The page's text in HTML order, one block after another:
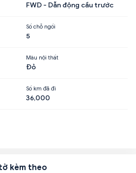
FWD - Dẫn động cầu trước
Số chỗ ngồi
5
Màu nội thất
Đỏ
Số km đã đi
36,000
kèm theo